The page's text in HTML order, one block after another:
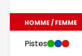
HOMME / FEMME
Pistes